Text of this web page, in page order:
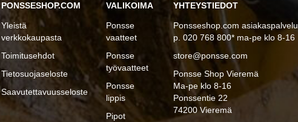
PONSSESHOP.COM
Yleistä
verkkokaupasta
Toimitusehdot
Tietosuojaseloste
Saavutettavuusseloste
VALIKOIMA
Ponsse
vaatteet
Ponsse
työvaatteet
Ponsse
lippis
Pipot
YHTEYSTIEDOT
Ponsseshop.com asiakaspalvelu
p. 020 768 800* ma-pe klo 8-16
store@ponsse.com
Ponsse Shop Vieremä
Ma-pe klo 8-16
Ponssentie 22
74200 Vieremä